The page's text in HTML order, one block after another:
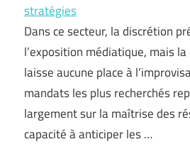
stratégies
Dans ce secteur, la discrétion
l’exposition médiatique, mais la
laisse aucune place à
mandats les plus recherchés
largement sur la maîtrise des
capacité à anticiper les …